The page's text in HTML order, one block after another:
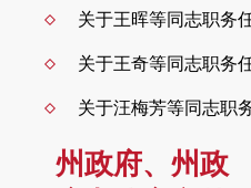
关于王晖等同志职务
关于王奇等同志职务
关于汪梅芳等同志职
州政府、州政